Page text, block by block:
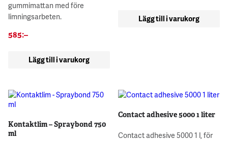
gummimattan med före
limningsarbeten.
585:–
Lägg till i varukorg
Lägg till i varukorg
Kontaktlim – Spraybond 750
ml
Contact adhesive 5000 1 liter
Contact adhesive 5000 1 l, för